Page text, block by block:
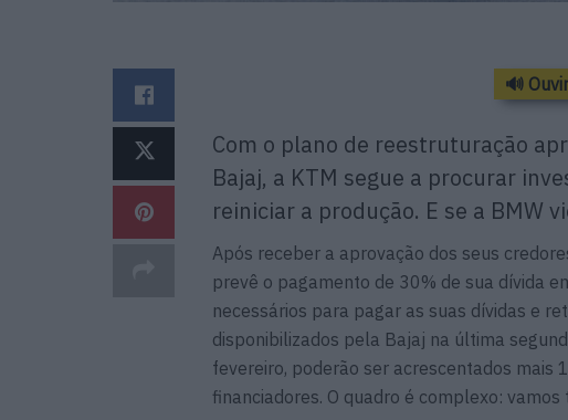
🔊
Com o plano de reestruturação
Bajaj, a KTM segue a procurar
reiniciar a produção. E se a BMW
Após receber a aprovação dos seus
prevê o pagamento de 30% de sua dívida
necessários para pagar as suas dívidas e
disponibilizados pela Bajaj na última
fevereiro, poderão ser acrescentados mais
financiadores. O quadro é complexo: